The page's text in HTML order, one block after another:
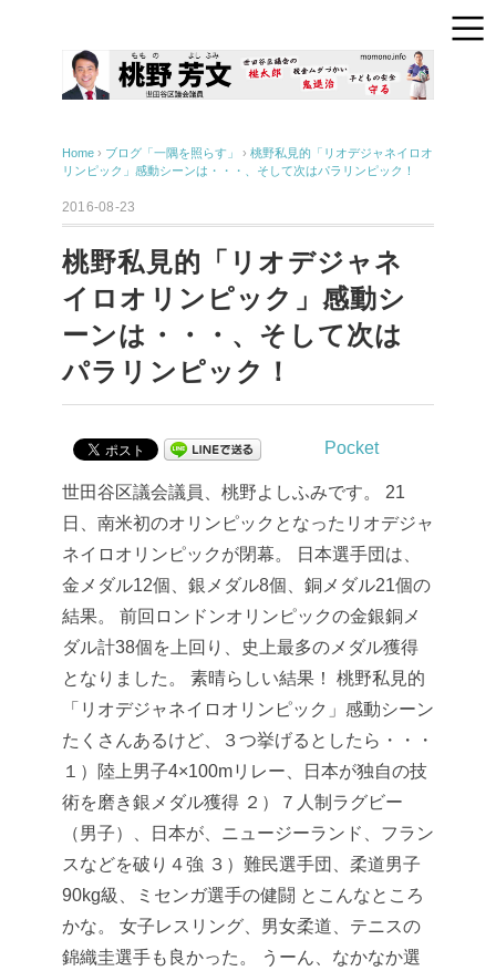
Home › ブログ「一隅を照らす」 › 桃野私見的「リオデジャネイロオ
リンピック」感動シーンは・・・、そして次はパラリンピック！
2016-08-23
桃野私見的「リオデジャネ
イロオリンピック」感動シ
ーンは・・・、そして次は
パラリンピック！
Pocket
世田谷区議会議員、桃野よしふみです。
21
日、南米初のオリンピックとなったリオデジャ
ネイロオリンピックが閉幕。
日本選手団は、
金メダル12個、銀メダル8個、銅メダル21個の
結果。
前回ロンドンオリンピックの金銀銅メ
ダル計38個を上回り、史上最多のメダル獲得
となりました。
素晴らしい結果！
桃野私見的
「リオデジャネイロオリンピック」感動シーン
たくさんあるけど、３つ挙げるとしたら・・・
１）陸上男子4×100mリレー、日本が独自の技
術を磨き銀メダル獲得 ２）７人制ラグビー
（男子）、日本が、ニュージーランド、フラン
スなどを破り４強 ３）難民選手団、柔道男子
90kg級、ミセンガ選手の健闘 とこんなところ
かな。
女子レスリング、男女柔道、テニスの
錦織圭選手も良かった。
うーん、なかなか選